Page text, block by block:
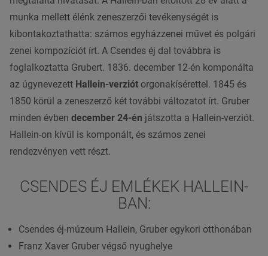
munka mellett élénk zeneszerzői tevékenységét is
kibontakoztathatta: számos egyházzenei művet és polgári
zenei kompozíciót írt. A Csendes éj dal továbbra is
foglalkoztatta Grubert. 1836. december 12-én komponálta
az úgynevezett Hallein-verziót orgonakísérettel. 1845 és
1850 körül a zeneszerző két további változatot írt. Gruber
minden évben december 24-én játszotta a Hallein-verziót.
Hallein-on kívül is komponált, és számos zenei
rendezvényen vett részt.
CSENDES ÉJ EMLÉKEK HALLEIN-
BAN:
Csendes éj-múzeum Hallein, Gruber egykori otthonában
Franz Xaver Gruber végső nyughelye